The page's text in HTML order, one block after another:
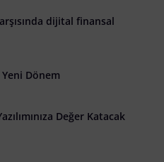
dijital finansal
Dönem
Değer Katacak